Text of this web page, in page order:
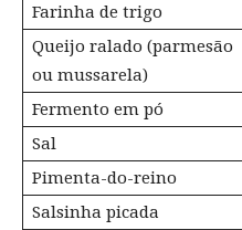
Farinha de trigo
Queijo ralado (parmesão
ou mussarela)
Fermento em pó
Sal
Pimenta-do-reino
Salsinha picada